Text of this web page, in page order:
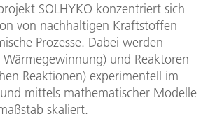
SOLHYKO konzentriert sich
von nachhaltigen Kraftstoffen
Prozesse. Dabei werden
Wärmegewinnung) und Reaktoren
Reaktionen) experimentell im
mittels mathematischer Modelle
skaliert.